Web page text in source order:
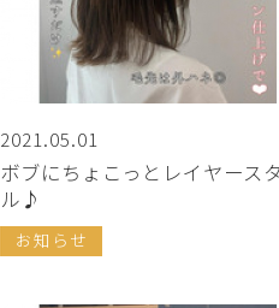
2021.05.01
ボブにちょこっとレイヤース
ル♪
お知らせ